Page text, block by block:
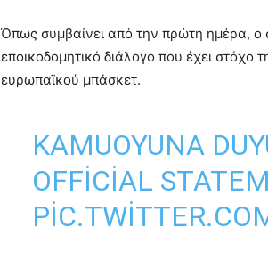
Όπως συμβαίνει από την πρώτη ημέρα, ο
εποικοδομητικό διάλογο που έχει στόχο
ευρωπαϊκού μπάσκετ.
KAMUOYUNA
OFFICIAL